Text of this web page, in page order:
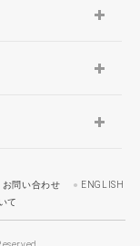
お問い合わせ
ENGLISH
て